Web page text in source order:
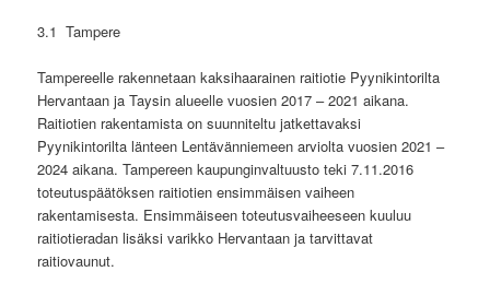
3.1 Tampere
Tampereelle rakennetaan kaksihaarainen raitiotie Pyynikintorilta
Hervantaan ja Taysin alueelle vuosien 2017 – 2021 aikana.
Raitiotien rakentamista on suunniteltu jatkettavaksi
Pyynikintorilta länteen Lentävänniemeen arviolta vuosien 2021 –
2024 aikana. Tampereen kaupunginvaltuusto teki 7.11.2016
toteutuspäätöksen raitiotien ensimmäisen vaiheen
rakentamisesta. Ensimmäiseen toteutusvaiheeseen kuuluu
raitiotieradan lisäksi varikko Hervantaan ja tarvittavat
raitiovaunut.